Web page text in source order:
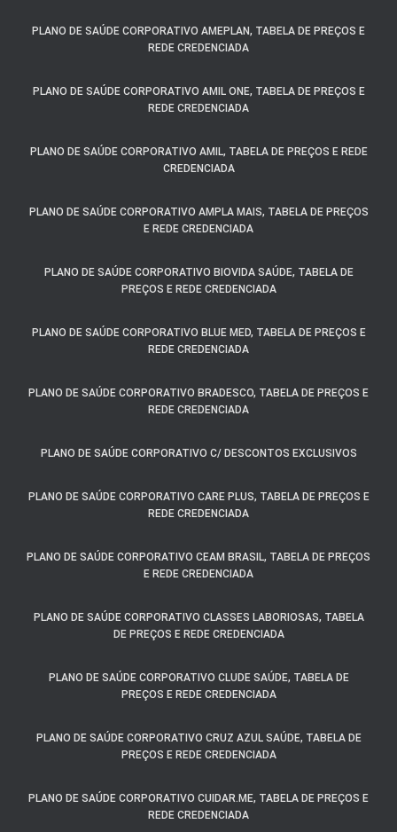
PLANO DE SAÚDE CORPORATIVO AMEPLAN, TABELA DE PREÇOS E
REDE CREDENCIADA
PLANO DE SAÚDE CORPORATIVO AMIL ONE, TABELA DE PREÇOS E
REDE CREDENCIADA
PLANO DE SAÚDE CORPORATIVO AMIL, TABELA DE PREÇOS E REDE
CREDENCIADA
PLANO DE SAÚDE CORPORATIVO AMPLA MAIS, TABELA DE PREÇOS
E REDE CREDENCIADA
PLANO DE SAÚDE CORPORATIVO BIOVIDA SAÚDE, TABELA DE
PREÇOS E REDE CREDENCIADA
PLANO DE SAÚDE CORPORATIVO BLUE MED, TABELA DE PREÇOS E
REDE CREDENCIADA
PLANO DE SAÚDE CORPORATIVO BRADESCO, TABELA DE PREÇOS E
REDE CREDENCIADA
PLANO DE SAÚDE CORPORATIVO C/ DESCONTOS EXCLUSIVOS
PLANO DE SAÚDE CORPORATIVO CARE PLUS, TABELA DE PREÇOS E
REDE CREDENCIADA
PLANO DE SAÚDE CORPORATIVO CEAM BRASIL, TABELA DE PREÇOS
E REDE CREDENCIADA
PLANO DE SAÚDE CORPORATIVO CLASSES LABORIOSAS, TABELA
DE PREÇOS E REDE CREDENCIADA
PLANO DE SAÚDE CORPORATIVO CLUDE SAÚDE, TABELA DE
PREÇOS E REDE CREDENCIADA
PLANO DE SAÚDE CORPORATIVO CRUZ AZUL SAÚDE, TABELA DE
PREÇOS E REDE CREDENCIADA
PLANO DE SAÚDE CORPORATIVO CUIDAR.ME, TABELA DE PREÇOS E
REDE CREDENCIADA